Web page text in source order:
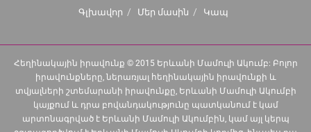
Գլխավոր Մեր մասին Կապ
Հեղինակային իրավունք © 2015 Երևանի Մամուլի Ակումբ: Բոլոր
իրավունքները, ներառյալ հեղինակային իրավունքի և
տվյալների շտեմարանի իրավունքը, Երևանի Մամուլի Ակումբի
կայքում և դրա բովանդակությունը պատկանում է կամ
արտոնագրված է Երևանի Մամուլի Ակումբին, կամ այլ կերպ